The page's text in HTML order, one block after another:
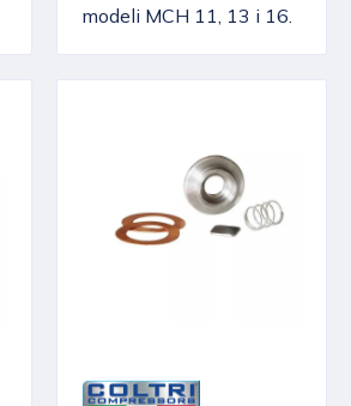
modeli MCH 11, 13 i 16.